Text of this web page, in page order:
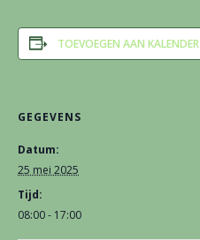
TOEVOEGEN AAN KALENDER
GEGEVENS
Datum:
25 mei 2025
Tijd:
08:00 - 17:00